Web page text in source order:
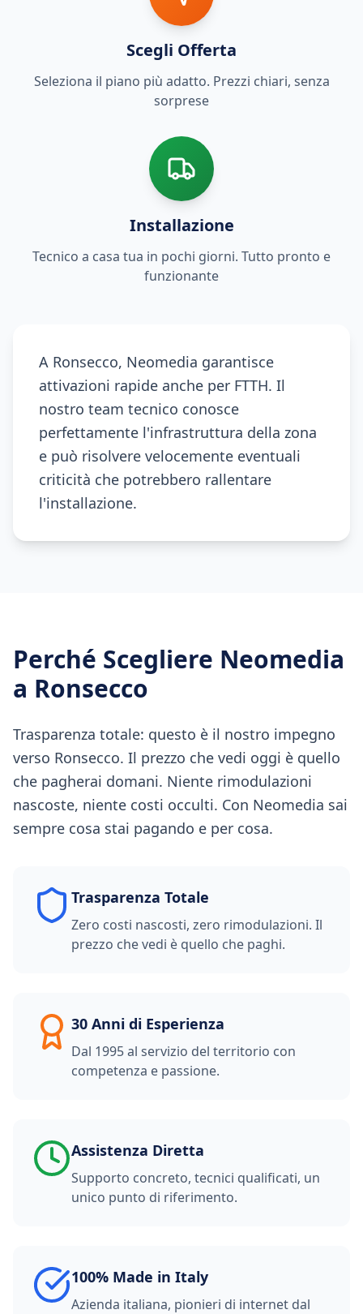
Scegli Offerta
Seleziona il piano più adatto. Prezzi chiari, senza
sorprese
Installazione
Tecnico a casa tua in pochi giorni. Tutto pronto e
funzionante
A Ronsecco, Neomedia garantisce
attivazioni rapide anche per FTTH. Il
nostro team tecnico conosce
perfettamente l'infrastruttura della zona
e può risolvere velocemente eventuali
criticità che potrebbero rallentare
l'installazione.
Perché Scegliere Neomedia
a Ronsecco
Trasparenza totale: questo è il nostro impegno
verso Ronsecco. Il prezzo che vedi oggi è quello
che pagherai domani. Niente rimodulazioni
nascoste, niente costi occulti. Con Neomedia sai
sempre cosa stai pagando e per cosa.
Trasparenza Totale
Zero costi nascosti, zero rimodulazioni. Il
prezzo che vedi è quello che paghi.
30 Anni di Esperienza
Dal 1995 al servizio del territorio con
competenza e passione.
Assistenza Diretta
Supporto concreto, tecnici qualificati, un
unico punto di riferimento.
100% Made in Italy
Azienda italiana, pionieri di internet dal